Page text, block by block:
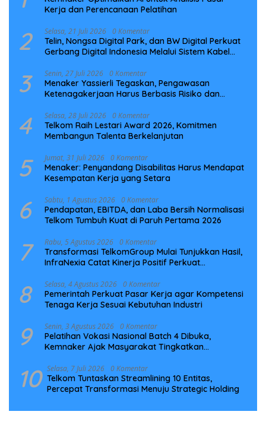
Kerja dan Perencanaan Pelatihan
2 Selasa, 21 Juli 2026 0 Komentar
Telin, Nongsa Digital Park, dan BW Digital Perkuat
Gerbang Digital Indonesia Melalui Sistem Kabel
3 Senin, 27 Juli 2026 0 Komentar
Menaker Yassierli Tegaskan, Pengawasan
Ketenagakerjaan Harus Berbasis Risiko dan
4 Selasa, 28 Juli 2026 0 Komentar
Telkom Raih Lestari Award 2026, Komitmen
Membangun Talenta Berkelanjutan
5 Jumat, 31 Juli 2026 0 Komentar
Menaker: Penyandang Disabilitas Harus Mendapat
Kesempatan Kerja yang Setara
6 Sabtu, 1 Agustus 2026 0 Komentar
Pendapatan, EBITDA, dan Laba Bersih Normalisasi
Telkom Tumbuh Kuat di Paruh Pertama 2026
7 Rabu, 5 Agustus 2026 0 Komentar
Transformasi TelkomGroup Mulai Tunjukkan Hasil,
InfraNexia Catat Kinerja Positif Perkuat
8 Selasa, 4 Agustus 2026 0 Komentar
Pemerintah Perkuat Pasar Kerja agar Kompetensi
Tenaga Kerja Sesuai Kebutuhan Industri
9 Senin, 3 Agustus 2026 0 Komentar
Pelatihan Vokasi Nasional Batch 4 Dibuka,
Kemnaker Ajak Masyarakat Tingkatkan
10 Selasa, 7 Juli 2026 0 Komentar
Telkom Tuntaskan Streamlining 10 Entitas,
Percepat Transformasi Menuju Strategic Holding